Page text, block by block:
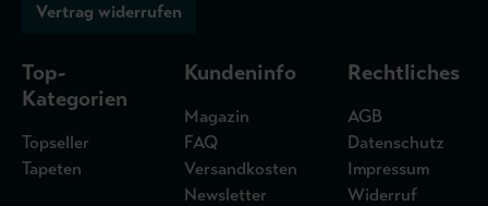
Vertrag widerrufen
Top-
Kategorien
Topseller
Tapeten
Kundeninfo
Magazin
FAQ
Versandkosten
Newsletter
Rechtliches
AGB
Datenschutz
Impressum
Widerruf